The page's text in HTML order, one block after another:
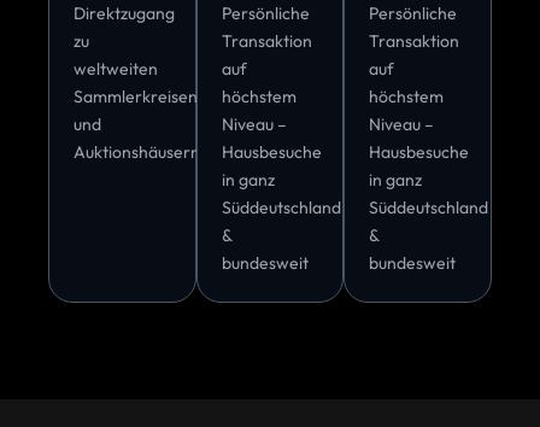
Direktzugang
zu
weltweiten
Sammlerkreisen
und
Auktionshäusern
Persönliche
Transaktion
auf
höchstem
Niveau –
Hausbesuche
in ganz
Süddeutschland
&
bundesweit
Persönliche
Transaktion
auf
höchstem
Niveau –
Hausbesuche
in ganz
Süddeutschland
&
bundesweit